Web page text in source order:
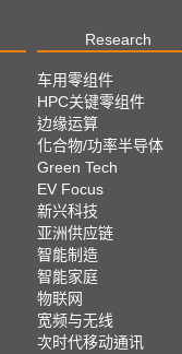
Research
车用零组件
HPC关键零组件
边缘运算
化合物/功率半导体
Green Tech
EV Focus
新兴科技
亚洲供应链
智能制造
智能家庭
物联网
宽频与无线
次时代移动通讯